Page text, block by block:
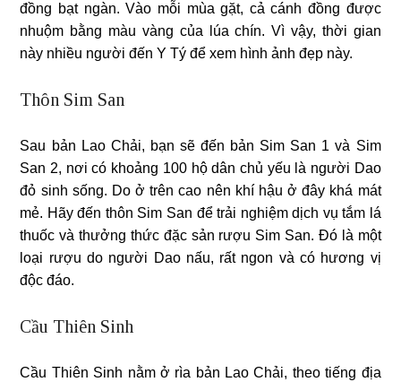
đồng bạt ngàn. Vào mỗi mùa gặt, cả cánh đồng được
nhuộm bằng màu vàng của lúa chín. Vì vậy, thời gian
này nhiều người đến Y Tý để xem hình ảnh đẹp này.
Thôn Sim San
Sau bản Lao Chải, bạn sẽ đến bản Sim San 1 và Sim
San 2, nơi có khoảng 100 hộ dân chủ yếu là người Dao
đỏ sinh sống. Do ở trên cao nên khí hậu ở đây khá mát
mẻ. Hãy đến thôn Sim San để trải nghiệm dịch vụ tắm lá
thuốc và thưởng thức đặc sản rượu Sim San. Đó là một
loại rượu do người Dao nấu, rất ngon và có hương vị
độc đáo.
Cầu Thiên Sinh
Cầu Thiên Sinh nằm ở rìa bản Lao Chải, theo tiếng địa